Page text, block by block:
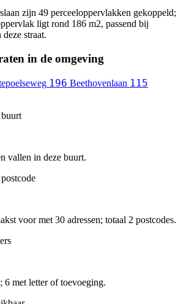
zijn 49 perceeloppervlakken gekoppeld;
ligt rond 186 m2, passend bij
straat.
in de omgeving
196 Beethovenlaan 115
vallen in deze buurt.
voor met 30 adressen; totaal 2 postcodes.
6 met letter of toevoeging.